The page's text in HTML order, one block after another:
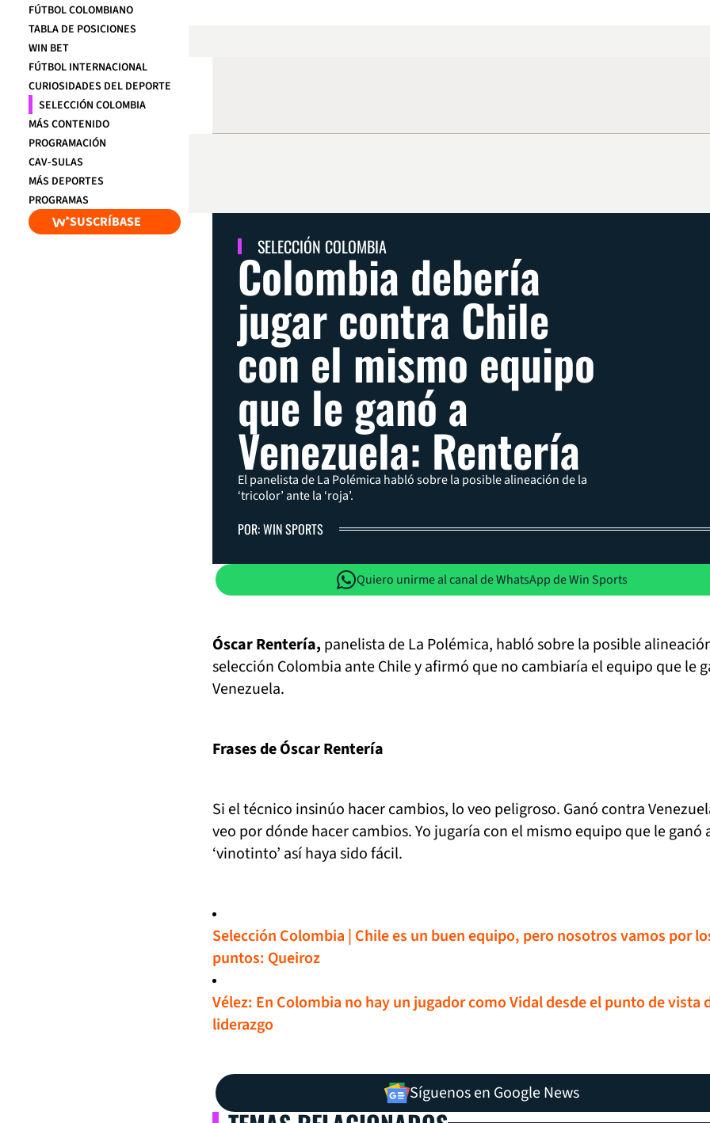
FÚTBOL COLOMBIANO
TABLA DE POSICIONES
WIN BET
FÚTBOL INTERNACIONAL
CURIOSIDADES DEL DEPORTE
SELECCIÓN COLOMBIA
MÁS CONTENIDO
PROGRAMACIÓN
CAV-SULAS
MÁS DEPORTES
PROGRAMAS
SUSCRÍBASE
SELECCIÓN COLOMBIA
Colombia debería
jugar contra Chile
con el mismo equipo
que le ganó a
Venezuela: Rentería
El panelista de La Polémica habló sobre la posible alineación de la
‘tricolor’ ante la ‘roja’.
POR: WIN SPORTS
Quiero unirme al canal de WhatsApp de Win Sports
Óscar Rentería, panelista de La Polémica, habló sobre la posible
selección Colombia ante Chile y afirmó que no cambiaría el equipo que le
Venezuela.
Frases de Óscar Rentería
Si el técnico insinúo hacer cambios, lo veo peligroso. Ganó contra
veo por dónde hacer cambios. Yo jugaría con el mismo equipo que le ganó
‘vinotinto’ así haya sido fácil.
Selección Colombia | Chile es un buen equipo, pero nosotros vamos por
puntos: Queiroz
Vélez: En Colombia no hay un jugador como Vidal desde el punto de vista
liderazgo
Síguenos en Google News